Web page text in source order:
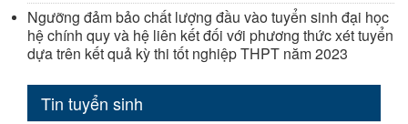
Ngưỡng đảm bảo chất lượng đầu vào tuyển sinh đại học
hệ chính quy và hệ liên kết đối với phương thức xét tuyển
dựa trên kết quả kỳ thi tốt nghiệp THPT năm 2023
Tin tuyển sinh